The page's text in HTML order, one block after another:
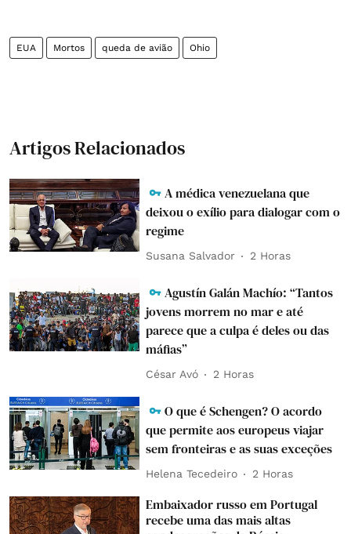
EUA Mortos queda de avião Ohio
Artigos Relacionados
A médica venezuelana que
deixou o exílio para dialogar com o
regime
Susana Salvador 2 Horas
Agustín Galán Machío: “Tantos
jovens morrem no mar e até
parece que a culpa é deles ou das
máfias”
César Avó 2 Horas
O que é Schengen? O acordo
que permite aos europeus viajar
sem fronteiras e as suas exceções
Helena Tecedeiro 2 Horas
Embaixador russo em Portugal
recebe uma das mais altas